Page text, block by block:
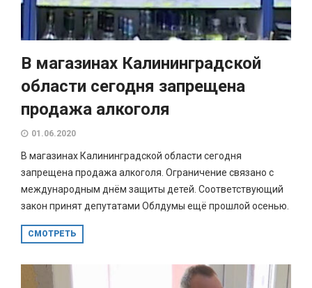
В магазинах Калининградской
области сегодня запрещена
продажа алкоголя
01.06.2020
В магазинах Калининградской области сегодня
запрещена продажа алкоголя. Ограничение связано с
международным днём защиты детей. Соответствующий
закон принят депутатами Облдумы ещё прошлой осенью.
СМОТРЕТЬ